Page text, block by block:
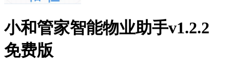
小和管家智能物业助手v1.2.2
免费版